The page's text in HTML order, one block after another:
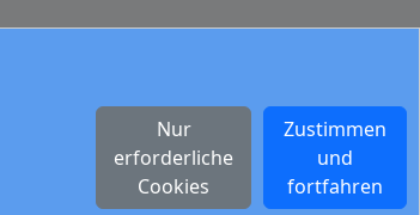
Zustimmen
und
fortfahren
Nur
erforderliche
Cookies